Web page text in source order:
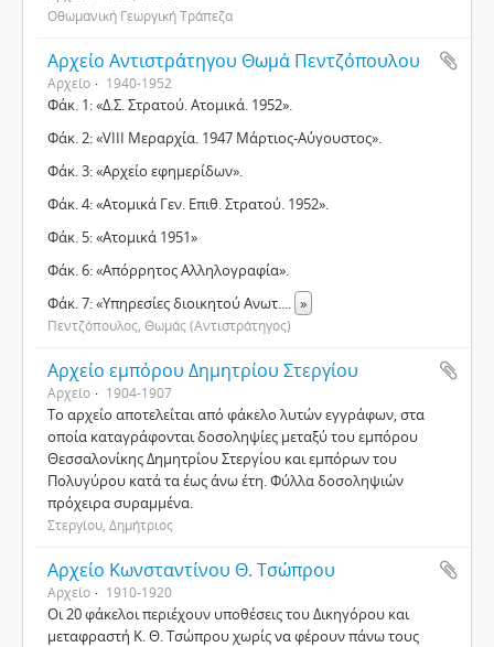
Οθωμανική Γεωργική Τράπεζα
Αρχείο Αντιστράτηγου Θωμά Πεντζόπουλου
Αρχείο 1940-1952
Φάκ. 1: «Δ.Σ. Στρατού. Ατομικά. 1952».
Φάκ. 2: «VIII Μεραρχία. 1947 Μάρτιος-Αύγουστος».
Φάκ. 3: «Αρχείο εφημερίδων».
Φάκ. 4: «Ατομικά Γεν. Επιθ. Στρατού. 1952».
Φάκ. 5: «Ατομικά 1951»
Φάκ. 6: «Απόρρητος Αλληλογραφία».
Φάκ. 7: «Υπηρεσίες διοικητού Ανωτ.... »
Πεντζόπουλος, Θωμάς (Αντιστράτηγος)
Αρχείο εμπόρου Δημητρίου Στεργίου
Αρχείο 1904-1907
Το αρχείο αποτελείται από φάκελο λυτών εγγράφων, στα
οποία καταγράφονται δοσοληψίες μεταξύ του εμπόρου
Θεσσαλονίκης Δημητρίου Στεργίου και εμπόρων του
Πολυγύρου κατά τα έως άνω έτη. Φύλλα δοσοληψιών
πρόχειρα συραμμένα.
Στεργίου, Δημήτριος
Αρχείο Κωνσταντίνου Θ. Τσώπρου
Αρχείο 1910-1920
Οι 20 φάκελοι περιέχουν υποθέσεις του Δικηγόρου και
μεταφραστή Κ. Θ. Τσώπρου χωρίς να φέρουν πάνω τους